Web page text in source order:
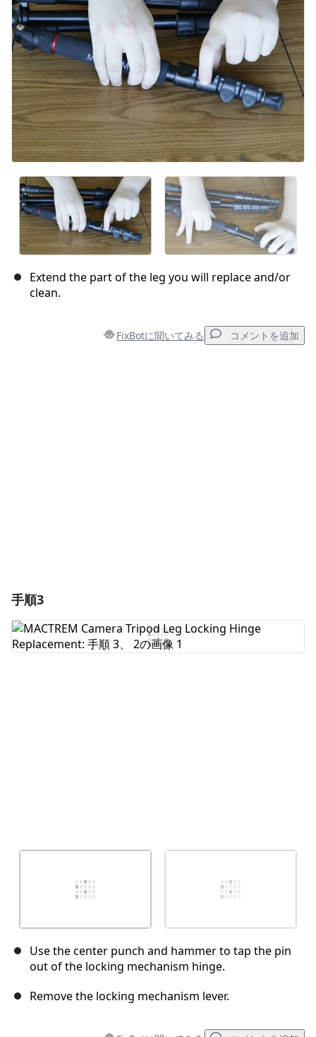
キャンセル コメントを投稿
Extend the part of the leg you will replace and/or
clean.
FixBotに聞いてみる コメントを追加
手順3
Use the center punch and hammer to tap the pin
out of the locking mechanism hinge.
Remove the locking mechanism lever.